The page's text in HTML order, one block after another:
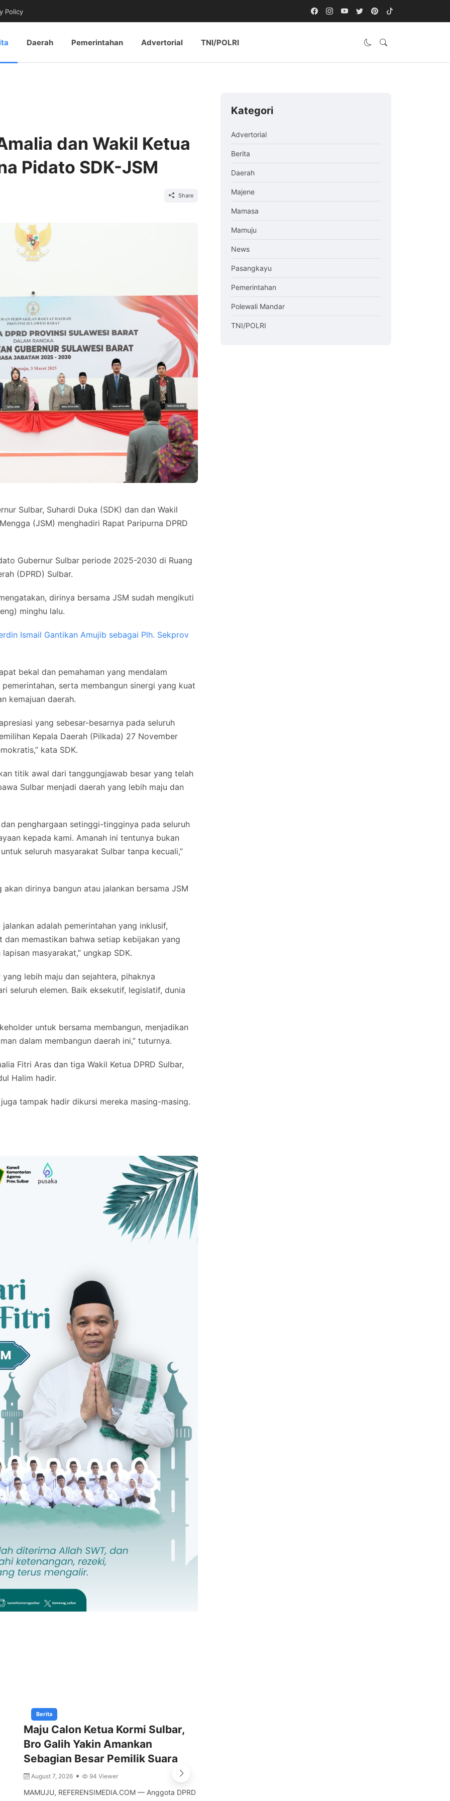
Policy
Daerah Pemerintahan Advertorial TNI/POLRI
dan Wakil Ketua
Pidato SDK-JSM
Share
Sulbar, Suhardi Duka (SDK) dan dan Wakil
(JSM) menghadiri Rapat Paripurna DPRD
Gubernur Sulbar periode 2025-2030 di Ruang
(DPRD) Sulbar.
dirinya bersama JSM sudah mengikuti
minghu lalu.
Ismail Gantikan Amujib sebagai Plh. Sekprov
bekal dan pemahaman yang mendalam
serta membangun sinergi yang kuat
kemajuan daerah.
yang sebesar-besarnya pada seluruh
Kepala Daerah (Pilkada) 27 November
kata SDK.
titik awal dari tanggungjawab besar yang telah
Sulbar menjadi daerah yang lebih maju dan
penghargaan setinggi-tingginya pada seluruh
kepada kami. Amanah ini tentunya bukan
seluruh masyarakat Sulbar tanpa kecuali,”
dirinya bangun atau jalankan bersama JSM
adalah pemerintahan yang inklusif,
memastikan bahwa setiap kebijakan yang
masyarakat,” ungkap SDK.
lebih maju dan sejahtera, pihaknya
seluruh elemen. Baik eksekutif, legislatif, dunia
untuk bersama membangun, menjadikan
dalam membangun daerah ini,” tuturnya.
Fitri Aras dan tiga Wakil Ketua DPRD Sulbar,
Halim hadir.
tampak hadir dikursi mereka masing-masing.
Berita
Maju Calon Ketua Kormi Sulbar,
Bro Galih Yakin Amankan
Sebagian Besar Pemilik Suara
August 7, 2026 94 Viewer
MAMUJU, REFERENSIMEDIA.COM — Anggota DPRD
Kategori
Advertorial
Berita
Daerah
Majene
Mamasa
Mamuju
News
Pasangkayu
Pemerintahan
Polewali Mandar
TNI/POLRI